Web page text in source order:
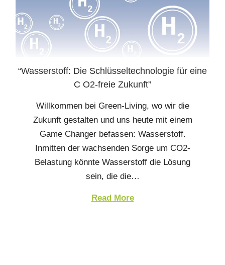
“Wasserstoff: Die Schlüsseltechnologie für eine
C O2-freie Zukunft”
Willkommen bei Green-Living, wo wir die
Zukunft gestalten und uns heute mit einem
Game Changer befassen: Wasserstoff.
Inmitten der wachsenden Sorge um CO2-
Belastung könnte Wasserstoff die Lösung
sein, die die…
Read More